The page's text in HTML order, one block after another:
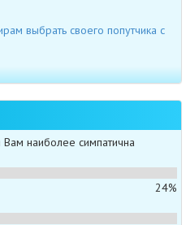
выбрать своего попутчика с
наиболее симпатична
24%